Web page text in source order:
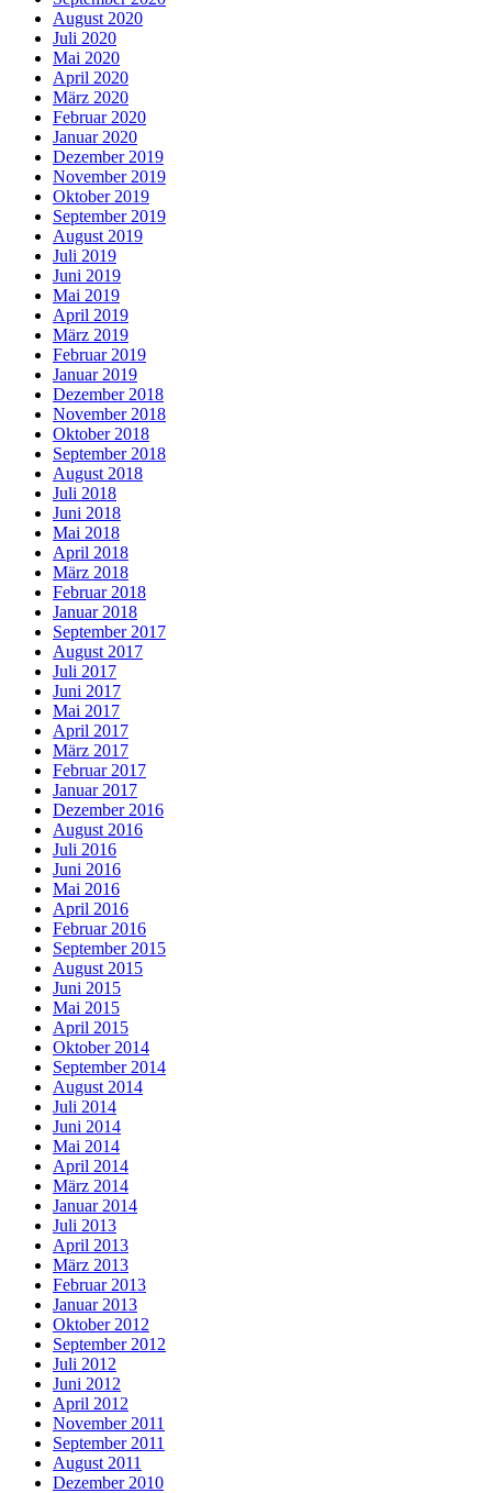
August 2020
Juli 2020
Mai 2020
April 2020
März 2020
Februar 2020
Januar 2020
Dezember 2019
November 2019
Oktober 2019
September 2019
August 2019
Juli 2019
Juni 2019
Mai 2019
April 2019
März 2019
Februar 2019
Januar 2019
Dezember 2018
November 2018
Oktober 2018
September 2018
August 2018
Juli 2018
Juni 2018
Mai 2018
April 2018
März 2018
Februar 2018
Januar 2018
September 2017
August 2017
Juli 2017
Juni 2017
Mai 2017
April 2017
März 2017
Februar 2017
Januar 2017
Dezember 2016
August 2016
Juli 2016
Juni 2016
Mai 2016
April 2016
Februar 2016
September 2015
August 2015
Juni 2015
Mai 2015
April 2015
Oktober 2014
September 2014
August 2014
Juli 2014
Juni 2014
Mai 2014
April 2014
März 2014
Januar 2014
Juli 2013
April 2013
März 2013
Februar 2013
Januar 2013
Oktober 2012
September 2012
Juli 2012
Juni 2012
April 2012
November 2011
September 2011
August 2011
Dezember 2010